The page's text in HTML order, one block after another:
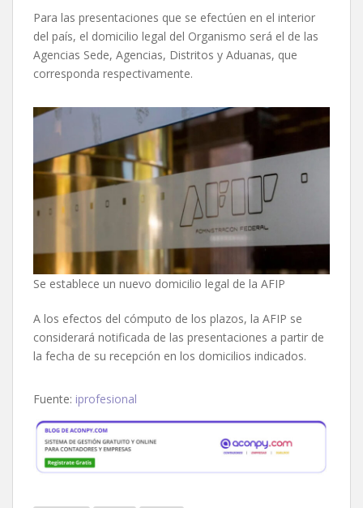
Para las presentaciones que se efectúen en el interior
del país, el domicilio legal del Organismo será el de las
Agencias Sede, Agencias, Distritos y Aduanas, que
corresponda respectivamente.
Se establece un nuevo domicilio legal de la AFIP
A los efectos del cómputo de los plazos, la AFIP se
considerará notificada de las presentaciones a partir de
la fecha de su recepción en los domicilios indicados.
Fuente: iprofesional